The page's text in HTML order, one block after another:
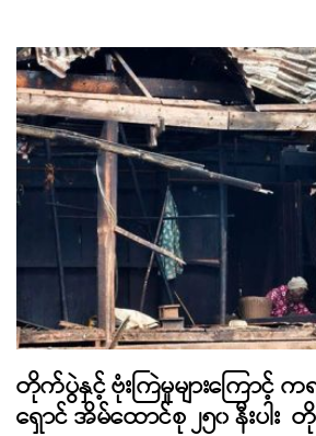
တိုက်ပွဲနှင့် ဗုံးကြဲမှုများကြောင့်
ရှောင် အိမ်ထောင်စု ၂၅၀ နီးပါး